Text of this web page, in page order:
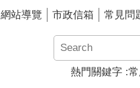
網站導覽 市政信箱 常見問
熱門關鍵字